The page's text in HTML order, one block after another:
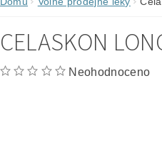
CELASKON
Neohodnoceno